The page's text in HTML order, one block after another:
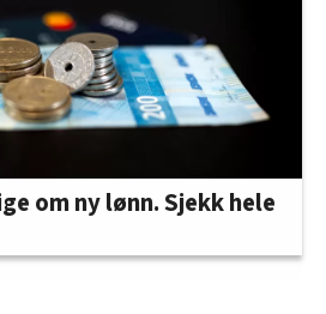
om ny lønn. Sjekk hele